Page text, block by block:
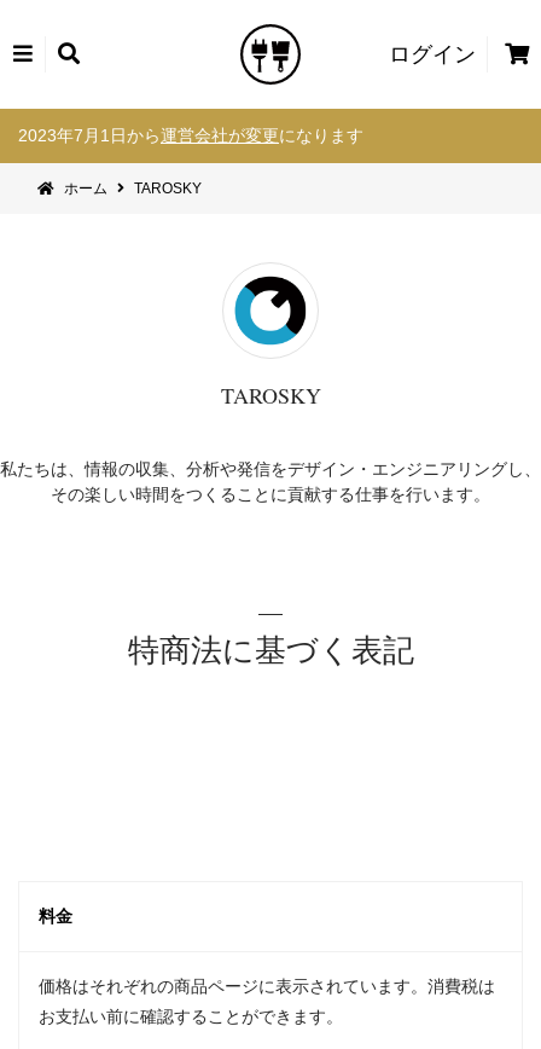
ログイン
カ
2023年7月1日から運営会社が変更になります
ホーム TAROSKY
TAROSKY
私たちは、情報の収集、分析や発信をデザイン・エンジニアリングし、
その楽しい時間をつくることに貢献する仕事を行います。
特商法に基づく表記
料金
価格はそれぞれの商品ページに表示されています。消費税は
お支払い前に確認することができます。